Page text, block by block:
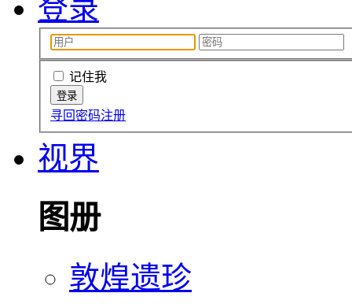
登录
记住我
寻回密码注册
视界
图册
敦煌遗珍